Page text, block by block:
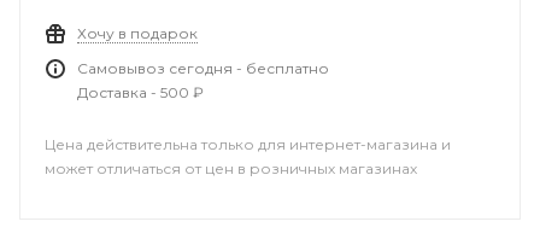
Хочу в подарок
Самовывоз сегодня - бесплатно
Доставка - 500 ₽
Цена действительна только для интернет-магазина и
может отличаться от цен в розничных магазинах